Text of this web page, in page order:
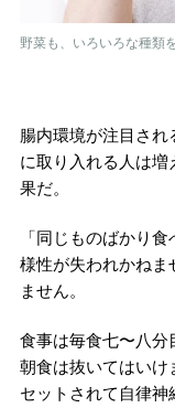
野菜も、いろいろな種類
腸内環境が注目さ
に取り入れる人は
果だ。
「同じものばかり
様性が失われかねま
ません。
食事は毎食七〜八分
朝食は抜いてはいけ
セットされて自律